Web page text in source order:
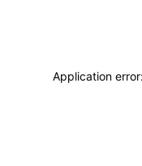
Application